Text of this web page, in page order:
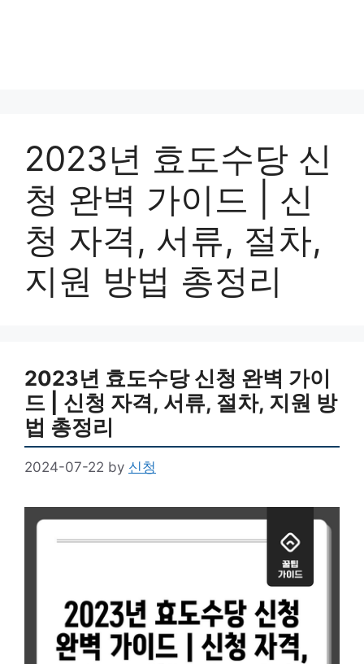
2023년 효도수당 신
청 완벽 가이드 | 신
청 자격, 서류, 절차,
지원 방법 총정리
2023년 효도수당 신청 완벽 가이
드 | 신청 자격, 서류, 절차, 지원 방
법 총정리
2024-07-22 by 신청